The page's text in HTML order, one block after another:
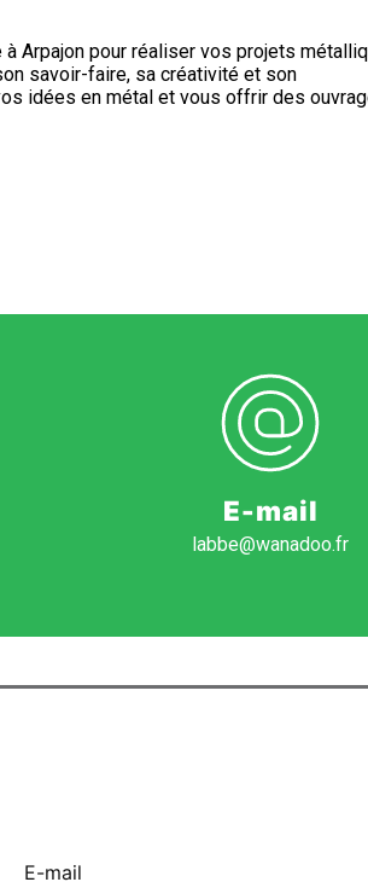
Arpajon pour réaliser vos projets
savoir-faire, sa créativité et son
idées en métal et vous offrir des
E-mail
labbe@wanadoo.fr